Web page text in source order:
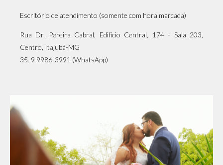
Escritório de atendimento (somente com hora marcada)
Rua Dr. Pereira Cabral, Edifício Central, 174 - Sala 203,
Centro, Itajubá-MG
35. 9 9986-3991 (WhatsApp)